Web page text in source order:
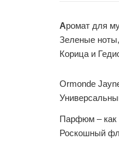
Аромат для
Зеленые
Корица и
Ormonde
Парфюм – как
Роскошный